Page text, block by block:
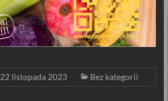
22 listopada 2023 Bez kategorii